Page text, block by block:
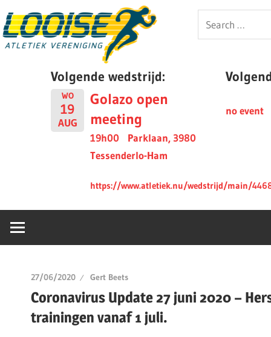
to
content
Looise
Search
for:
Volgende wedstrijd:
WO
19
AUG
Golazo open
meeting
19h00
Parklaan, 3980
Tessenderlo-Ham
https://www.atletiek.nu/wedstrijd/main/
no event
27/06/2020 Gert Beets
Coronavirus Update 27 juni 2020 –
trainingen vanaf 1 juli.